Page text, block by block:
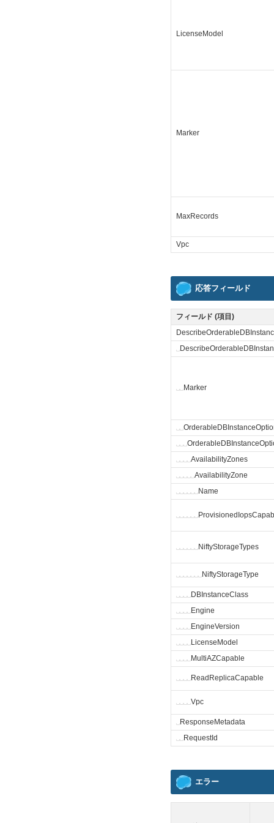
LicenseModel
Marker
MaxRecords
Vpc
応答フィールド
フィールド (項目)
␣
␣␣Marker
␣␣
␣␣␣
␣␣␣␣AvailabilityZones
␣␣␣␣␣AvailabilityZone
␣␣␣␣␣␣Name
␣␣␣␣␣␣
␣␣␣␣␣␣NiftyStorageTypes
␣␣␣␣␣␣␣NiftyStorageType
␣␣␣␣DBInstanceClass
␣␣␣␣Engine
␣␣␣␣EngineVersion
␣␣␣␣ LicenseModel
␣␣␣␣MultiAZCapable
␣␣␣␣ReadReplicaCapable
␣␣␣␣Vpc
␣ResponseMetadata
␣␣RequestId
エラー